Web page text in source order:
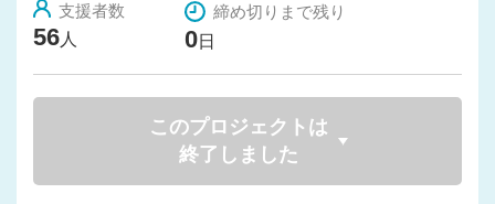
支援者数
56 人
締め切りまで残り
0日
このプロジェクトは
終了しました